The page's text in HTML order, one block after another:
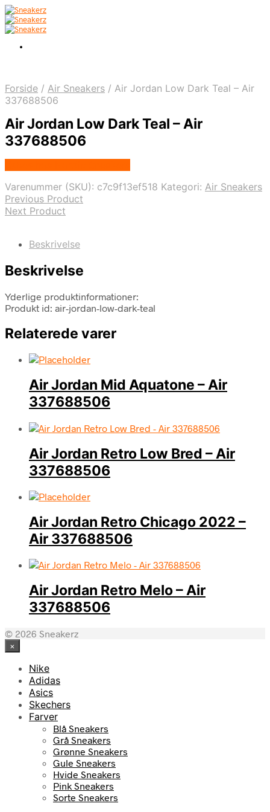
Forside / Air Sneakers / Air Jordan Low Dark Teal – Air
337688506
Air Jordan Low Dark Teal – Air
337688506
Varenummer (SKU): c7c9f13ef518 Kategori: Air Sneakers
Previous Product
Next Product
Beskrivelse
Beskrivelse
Yderlige produktinformationer:
Produkt id: air-jordan-low-dark-teal
Relaterede varer
Air Jordan Mid Aquatone – Air
337688506
Air Jordan Retro Low Bred – Air
337688506
Air Jordan Retro Chicago 2022 –
Air 337688506
Air Jordan Retro Melo – Air
337688506
© 2026 Sneakerz
×
Nike
Adidas
Asics
Skechers
Farver
Blå Sneakers
Grå Sneakers
Grønne Sneakers
Gule Sneakers
Hvide Sneakers
Pink Sneakers
Sorte Sneakers